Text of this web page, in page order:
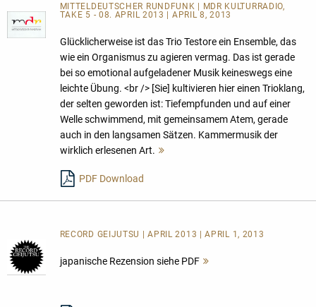
MITTELDEUTSCHER RUNDFUNK | MDR KULTURRADIO,
TAKE 5 - 08. APRIL 2013 | APRIL 8, 2013
Glücklicherweise ist das Trio Testore ein Ensemble, das
wie ein Organismus zu agieren vermag. Das ist gerade
bei so emotional aufgeladener Musik keineswegs eine
leichte Übung. <br /> [Sie] kultivieren hier einen Trioklang,
der selten geworden ist: Tiefempfunden und auf einer
Welle schwimmend, mit gemeinsamem Atem, gerade
auch in den langsamen Sätzen. Kammermusik der
wirklich erlesenen Art.
PDF Download
RECORD GEIJUTSU | APRIL 2013 | APRIL 1, 2013
japanische Rezension siehe PDF